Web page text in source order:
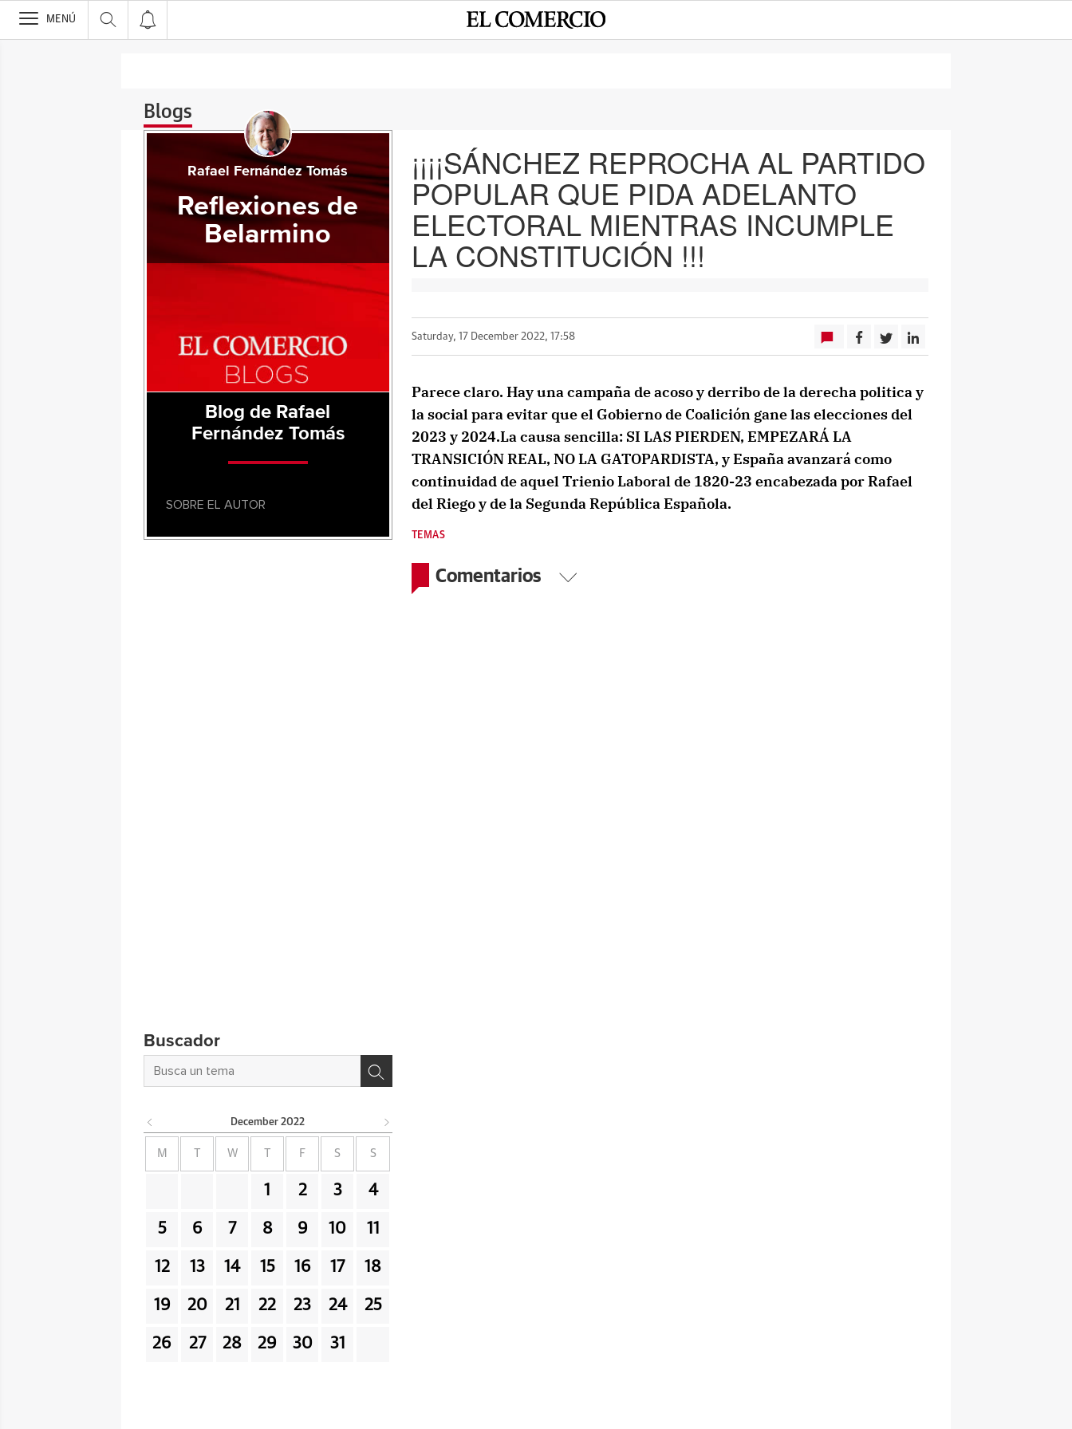
>
MENÚ
Blogs
¡¡¡¡SÁNCHEZ REPROCHA AL PARTIDO
POPULAR QUE PIDA ADELANTO
ELECTORAL MIENTRAS INCUMPLE
LA CONSTITUCIÓN !!!
Saturday, 17 December 2022, 17:58
Parece claro. Hay una campaña de acoso y derribo de la derecha politica y
la social para evitar que el Gobierno de Coalición gane las elecciones del
2023 y 2024.La causa sencilla: SI LAS PIERDEN, EMPEZARÁ LA
TRANSICIÓN REAL, NO LA GATOPARDISTA, y España avanzará como
continuidad de aquel Trienio Laboral de 1820-23 encabezada por Rafael
del Riego y de la Segunda República Española.
TEMAS
Comentarios
Rafael Fernández Tomás
Reflexiones de
Belarmino
Blog de Rafael
Fernández Tomás
SOBRE EL AUTOR
Buscador
December 2022
M W F S S
1 2 3 4
5 6 7 8 9 10 11
12 13 14 15 16 17 18
19 20 21 22 23 24 25
26 27 28 29 30 31